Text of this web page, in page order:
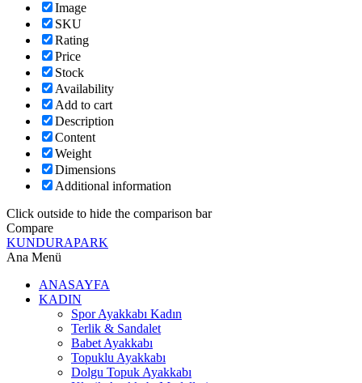
Image
SKU
Rating
Price
Stock
Availability
Add to cart
Description
Content
Weight
Dimensions
Additional information
Click outside to hide the comparison bar
Compare
KUNDURAPARK
Ana Menü
ANASAYFA
KADIN
Spor Ayakkabı Kadın
Terlik & Sandalet
Babet Ayakkabı
Topuklu Ayakkabı
Dolgu Topuk Ayakkabı